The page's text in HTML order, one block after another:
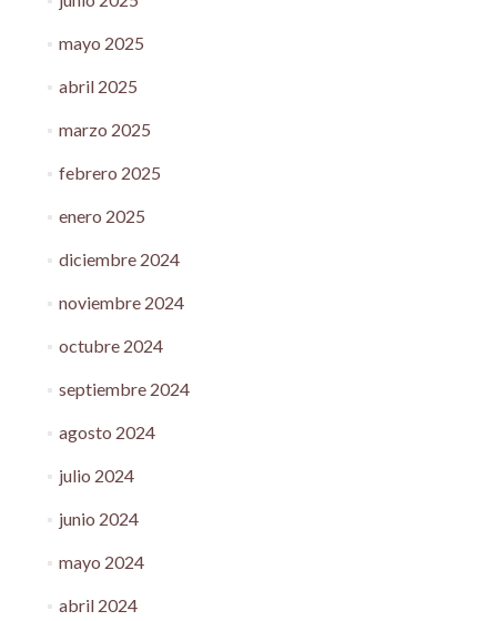
mayo 2025
abril 2025
marzo 2025
febrero 2025
enero 2025
diciembre 2024
noviembre 2024
octubre 2024
septiembre 2024
agosto 2024
julio 2024
junio 2024
mayo 2024
abril 2024